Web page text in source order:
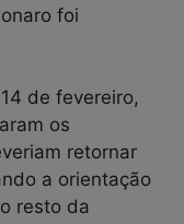
foi
de fevereiro,
os
retornar
a orientação
resto da